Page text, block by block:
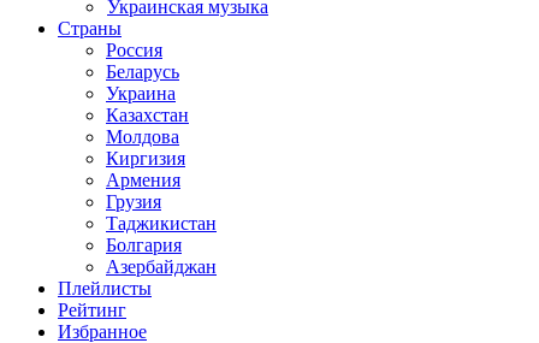
Украинская музыка
Страны
Россия
Беларусь
Украина
Казахстан
Молдова
Киргизия
Армения
Грузия
Таджикистан
Болгария
Азербайджан
Плейлисты
Рейтинг
Избранное